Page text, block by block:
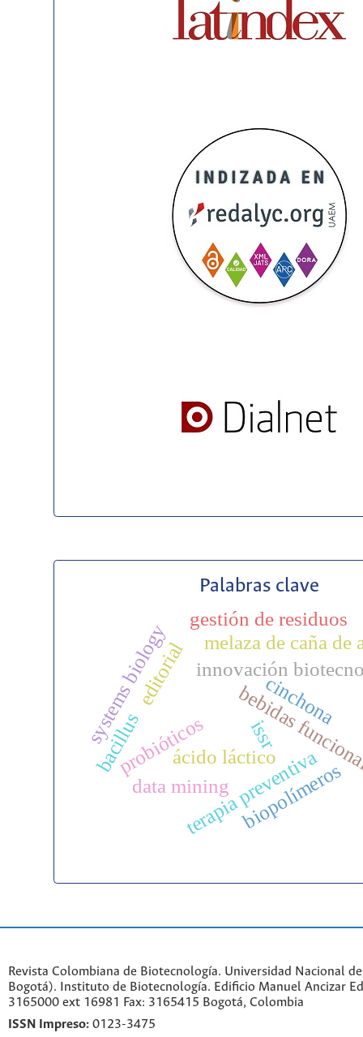
Palabras clave
editorial
bebidas
innovación
ácido láctico
probióticos
terapia preventiva
systems biology
data mining
bacillus
melaza de caña de
cinchona
issr
biopolímeros
gestión de residuos
Revista Colombiana de Biotecnología. Universidad Nacional
Bogotá). Instituto de Biotecnología. Edificio Manuel Ancizar
3165000 ext 16981 Fax: 3165415 Bogotá, Colombia
ISSN Impreso: 0123-3475